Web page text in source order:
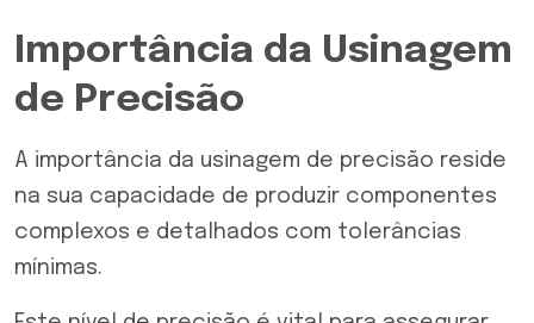
Importância da Usinagem
de Precisão
A importância da usinagem de precisão reside
na sua capacidade de produzir componentes
complexos e detalhados com tolerâncias
mínimas.